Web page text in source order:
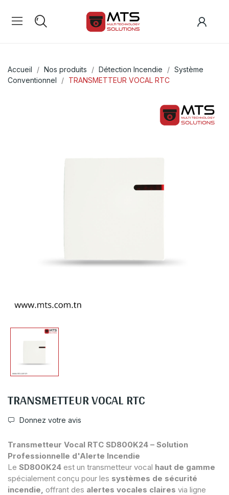
Accueil Nos produits Détection Incendie
Système
Conventionnel
TRANSMETTEUR VOCAL RTC
TRANSMETTEUR VOCAL RTC
Donnez votre avis
Transmetteur Vocal RTC SD800K24 – Solution
Professionnelle d'Alerte Incendie
Le SD800K24 est un transmetteur vocal haut de gamme
spécialement conçu pour les systèmes de sécurité
incendie, offrant des alertes vocales claires via ligne